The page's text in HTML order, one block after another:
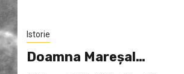
Istorie
Doamna Mareșal…